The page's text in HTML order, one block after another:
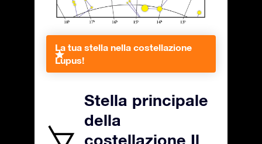
La tua stella nella costellazione
Lupus!
Stella principale
della
costellazione Il